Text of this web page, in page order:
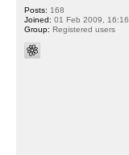
Posts: 168
Joined: 01 Feb 2009, 16:16
Group: Registered users